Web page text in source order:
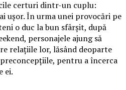
certuri dintr-un cuplu:
ușor. În urma unei provocări pe
o duc la bun sfârșit, după
personajele ajung să
relațiile lor, lăsând deoparte
pentru a încerca
ei.